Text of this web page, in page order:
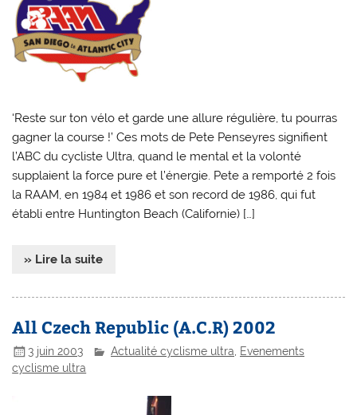
‘Reste sur ton vélo et garde une allure régulière, tu pourras
gagner la course !’ Ces mots de Pete Penseyres signifient
l’ABC du cycliste Ultra, quand le mental et la volonté
supplaient la force pure et l’énergie. Pete a remporté 2 fois
la RAAM, en 1984 et 1986 et son record de 1986, qui fut
établi entre Huntington Beach (Californie) […]
» Lire la suite
All Czech Republic (A.C.R) 2002
3 juin 2003 Actualité cyclisme ultra
Evenements
cyclisme ultra